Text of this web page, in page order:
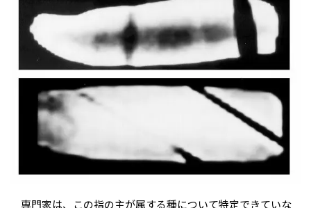
専門家は、この指の主が属する種について特定できていな